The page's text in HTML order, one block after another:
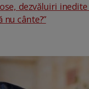
dezvăluiri
nu cânte?”